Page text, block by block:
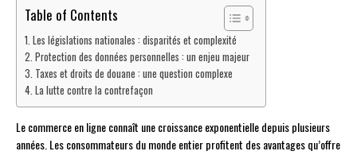
Table of Contents
Les législations nationales : disparités et complexité
Protection des données personnelles : un enjeu majeur
Taxes et droits de douane : une question complexe
La lutte contre la contrefaçon
Le commerce en ligne connaît une croissance exponentielle depuis plusieurs
années. Les consommateurs du monde entier profitent des avantages qu’offre